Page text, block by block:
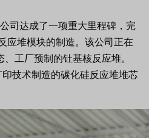
司达成了一项重大里程碑，完
应堆模块的制造。该公司正在
工厂预制的钍基核反应堆。
技术制造的碳化硅反应堆堆芯